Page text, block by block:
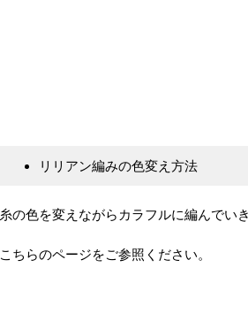
リリアン編みの色変え方法
糸の色を変えながらカラフルに編んでい
こちらのページをご参照ください。